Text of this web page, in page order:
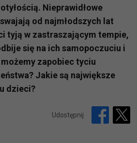
Nieprawidłowe
od najmłodszych lat
tyją w zastraszającym tempie,
się na ich samopoczuciu i
zapobiec tyciu
Jakie są największe
dzieci?
Udostępnij